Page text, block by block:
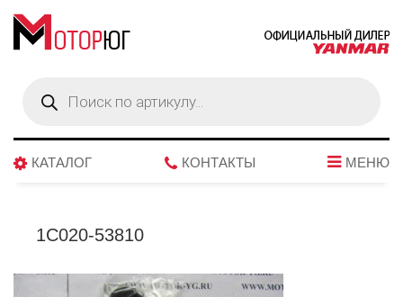
товаров
КАТАЛОГ КОНТАКТЫ МЕНЮ
1C020-53810